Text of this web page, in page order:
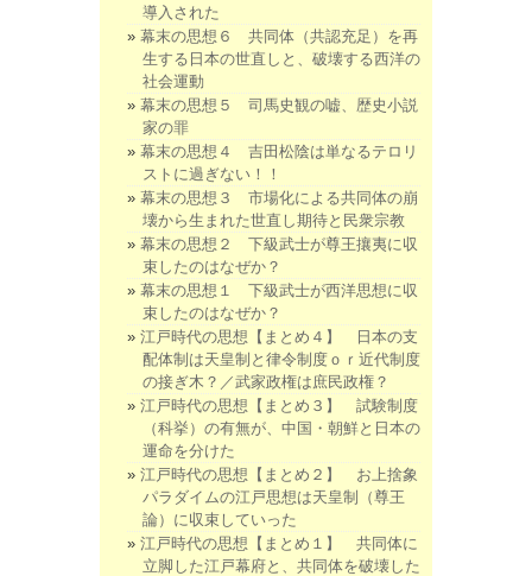
導入された
幕末の思想６ 共同体（共認充足）を再
生する日本の世直しと、破壊する西洋の
社会運動
幕末の思想５ 司馬史観の嘘、歴史小説
家の罪
幕末の思想４ 吉田松陰は単なるテロリ
ストに過ぎない！！
幕末の思想３ 市場化による共同体の崩
壊から生まれた世直し期待と民衆宗教
幕末の思想２ 下級武士が尊王攘夷に収
束したのはなぜか？
幕末の思想１ 下級武士が西洋思想に収
束したのはなぜか？
江戸時代の思想【まとめ４】 日本の支
配体制は天皇制と律令制度ｏｒ近代制度
の接ぎ木？／武家政権は庶民政権？
江戸時代の思想【まとめ３】 試験制度
（科挙）の有無が、中国・朝鮮と日本の
運命を分けた
江戸時代の思想【まとめ２】 お上捨象
パラダイムの江戸思想は天皇制（尊王
論）に収束していった
江戸時代の思想【まとめ１】 共同体に
立脚した江戸幕府と、共同体を破壊した